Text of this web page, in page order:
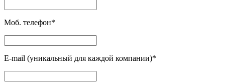
Моб. телефон*
E-mail (уникальный для каждой компании)*